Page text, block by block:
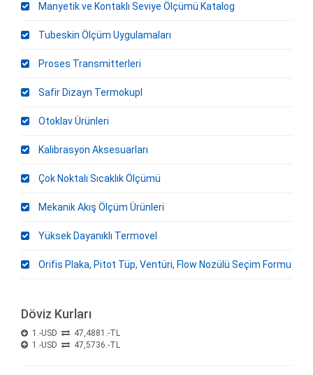
Manyetik ve Kontaklı Seviye Ölçümü Katalog
Tubeskin Ölçüm Uygulamaları
Proses Transmitterleri
Safir Dizayn Termokupl
Otoklav Ürünleri
Kalibrasyon Aksesuarları
Çok Noktalı Sıcaklık Ölçümü
Mekanik Akış Ölçüm Ürünleri
Yüksek Dayanıklı Termovel
Orifis Plaka, Pitot Tüp, Ventüri, Flow Nozülü Seçim Formu
Döviz Kurları
1.-USD
47,4881.-TL
1.-USD
47,5736.-TL